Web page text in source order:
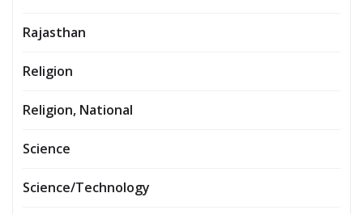
Rajasthan
Religion
Religion, National
Science
Science/Technology